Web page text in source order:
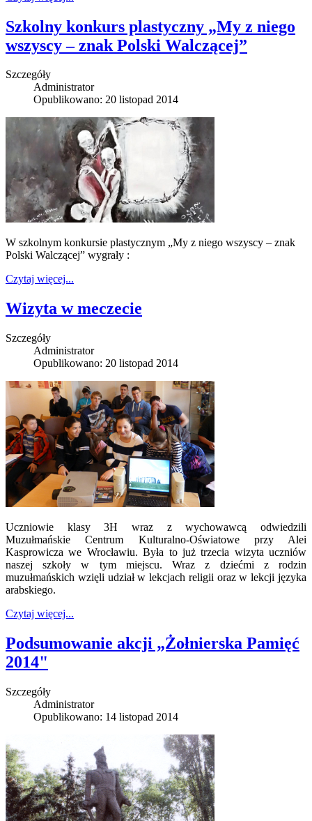
Szkolny konkurs plastyczny „My z niego
wszyscy – znak Polski Walczącej”
Szczegóły
Administrator
Opublikowano: 20 listopad 2014
W szkolnym konkursie plastycznym „My z niego wszyscy – znak
Polski Walczącej” wygrały :
Czytaj więcej...
Wizyta w meczecie
Szczegóły
Administrator
Opublikowano: 20 listopad 2014
Uczniowie klasy 3H wraz z wychowawcą odwiedzili
Muzułmańskie Centrum Kulturalno-Oświatowe przy Alei
Kasprowicza we Wrocławiu. Była to już trzecia wizyta uczniów
naszej szkoły w tym miejscu. Wraz z dziećmi z rodzin
muzułmańskich wzięli udział w lekcjach religii oraz w lekcji języka
arabskiego.
Czytaj więcej...
Podsumowanie akcji „Żołnierska Pamięć
2014"
Szczegóły
Administrator
Opublikowano: 14 listopad 2014